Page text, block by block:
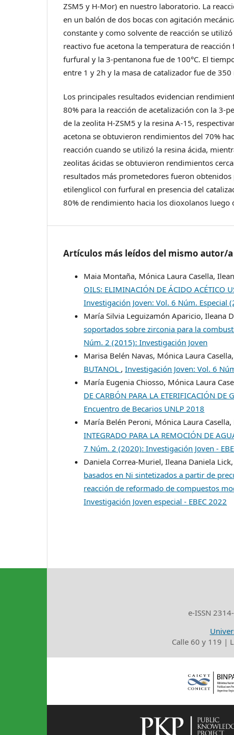
ZSM5 y H-Mor) en nuestro laboratorio. La
en un balón de dos bocas con agitación
constante y como solvente de reacción se
reactivo fue acetona la temperatura de reacción
furfural y la 3-pentanona fue de 100°C. El
entre 1 y 2h y la masa de catalizador fue de 350
Los principales resultados evidencian
80% para la reacción de acetalización con la 3-
de la zeolita H-ZSM5 y la resina A-15,
acetona se obtuvieron rendimientos del 70%
reacción cuando se utilizó la resina ácida,
zeolitas ácidas se obtuvieron rendimientos
resultados más prometedores fueron obtenidos
etilenglicol con furfural en presencia del
80% de rendimiento hacia los dioxolanos luego
Artículos más leídos del mismo autor/a
Maia Montaña, Mónica Laura Casella,
OILS: ELIMINACIÓN DE ÁCIDO ACÉTICO
Investigación Joven: Vol. 6 Núm. Especial
María Silvia Leguizamón Aparicio, Ileana
soportados sobre zirconia para la
Núm. 2 (2015): Investigación Joven
Marisa Belén Navas, Mónica Laura
BUTANOL ,Investigación Joven: Vol. 6
María Eugenia Chiosso, Mónica Laura
DE CARBÓN PARA LA ETERIFICACIÓN DE
Encuentro de Becarios UNLP 2018
María Belén Peroni, Mónica Laura
INTEGRADO PARA LA REMOCIÓN DE
7 Núm. 2 (2020): Investigación Joven -
Daniela Correa-Muriel, Ileana Daniela
basados en Ni sintetizados a partir de
reacción de reformado de compuestos
Investigación Joven especial - EBEC 2022
e-ISSN
Calle 60 y 119 |